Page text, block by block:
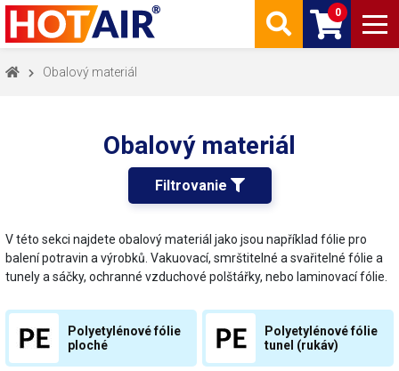
0
Obalový materiál
Obalový materiál
Filtrovanie
V této sekci najdete obalový materiál jako jsou například fólie pro
balení potravin a výrobků. Vakuovací, smrštitelné a svařitelné fólie a
tunely a sáčky, ochranné vzduchové polštářky, nebo laminovací fólie.
Polyetylénové fólie
ploché
Polyetylénové fólie
tunel (rukáv)